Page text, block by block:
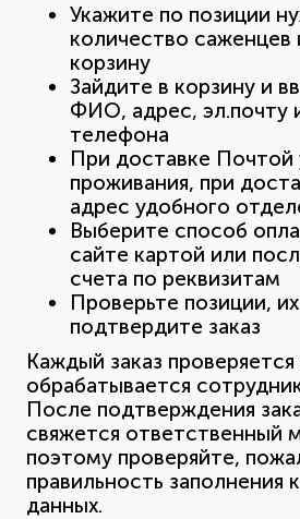
Укажите по позиции
количество саженцев
корзину
Зайдите в корзину и
ФИО, адрес, эл.почту
телефона
При доставке Почтой
проживания, при
адрес удобного
Выберите способ
сайте картой или
счета по реквизитам
Проверьте позиции,
подтвердите заказ
Каждый заказ проверяется
обрабатывается
После подтверждения
свяжется ответственный
поэтому проверяйте,
правильность заполнения
данных.